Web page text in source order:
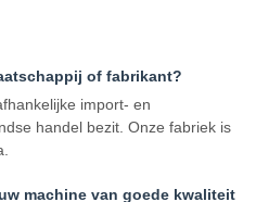
of fabrikant?
import- en
handel bezit. Onze fabriek is
machine van goede kwaliteit